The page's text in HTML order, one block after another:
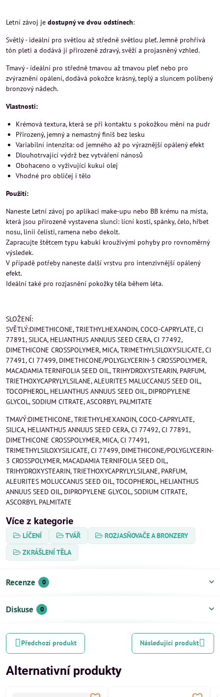
Letní závoj je dostupný ve dvou odstínech:
Světlý - ideální pro světlou až středně světlou pleť. Jemně prohřívá
tón pleti a dodává jí přirozeně zdravý, svěží a projasněný vzhled.
Tmavý - ídeální pro středně tmavou až tmavou pleť nebo pro
zvýraznění opálení, dodává pokožce krásný, teplý a sluncem políbený
bronzový nádech.
Vlastnosti:
Krémová textura, která se při kontaktu s pokožkou mění na pudr
Přirozený, jemný a nemastný finiš bez lesku
Variabilní intenzita: od jemného až po výraznější opálený efekt
Dlouhotrvající výdrž bez vytváření nánosů
Obohaceno o vyživující kukui olej
Vhodné pro obličej i tělo
Použití:
Naneste Letní závoj po aplikaci make-upu nebo BB krému na místa,
která jsou přirozeně vystavena slunci: lícní kosti, spánky, čelo, hřbet
nosu, linii čelisti, ramena nebo dekolt.
Zapracujte štětcem typu kabuki krouživými pohyby pro rovnoměrný
výsledek.
V případě potřeby naneste další vrstvu pro intenzivnější opálený
efekt.
Ideální také pro rozjasnění pokožky těla během léta.
SLOŽENÍ:
SVĚTLÝ:DIMETHICONE, TRIETHYLHEXANOIN, COCO-CAPRYLATE, CI
77891, SILICA, HELIANTHUS ANNUUS SEED CERA, CI 77492,
DIMETHICONE CROSSPOLYMER, MICA, TRIMETHYLSILOXYSILICATE, CI
77491, CI 77499, DIMETHICONE/POLYGLYCERIN-3 CROSSPOLYMER,
MACADAMIA TERNIFOLIA SEED OIL, TRIHYDROXYSTEARIN, PARFUM,
TRIETHOXYCAPRYLYLSILANE, ALEURITES MALUCCANUS SEED OIL,
TOCOPHEROL, HELIANTHUS ANNUUS SEED OIL, DIPROPYLENE
GLYCOL, SODIUM CITRATE, ASCORBYL PALMITATE
TMAVÝ:DIMETHICONE, TRIETHYLHEXANOIN, COCO-CAPRYLATE,
SILICA, HELIANTHUS ANNUUS SEED CERA, CI 77492, CI 77891,
DIMETHICONE CROSSPOLYMER, MICA, CI 77491,
TRIMETHYLSILOXYSILICATE, CI 77499, DIMETHICONE/POLYGLYCERIN-
3 CROSSPOLYMER, MACADAMIA TERNIFOLIA SEED OIL,
TRIHYDROXYSTEARIN, TRIETHOXYCAPRYLYLSILANE, PARFUM,
ALEURITES MOLUCCANUS SEED OIL, TOCOPHEROL, HELIANTHUS
ANNUUS SEED OIL, DIPROPYLENE GLYCOL, SODIUM CITRATE,
ASCORBYL PALMITATE
Více z kategorie
LÍČENÍ TVÁŘ
ROZJASŇOVAČE A BRONZERY
ZKRÁŠLENÍ TĚLA
Recenze 0
Diskuse 0
Předchozí produkt Následující produkt
Alternativní produkty